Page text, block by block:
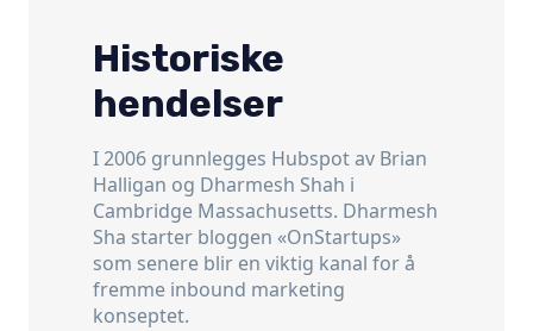
Historiske
hendelser
I 2006 grunnlegges Hubspot av Brian
Halligan og Dharmesh Shah i
Cambridge Massachusetts. Dharmesh
Sha starter bloggen «OnStartups»
som senere blir en viktig kanal for å
fremme inbound marketing
konseptet.